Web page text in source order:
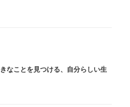
なことを見つける、
自分らしい生